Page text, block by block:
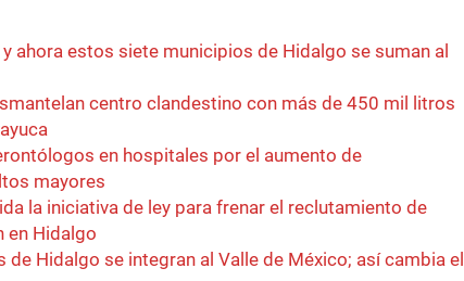
ahora estos siete municipios de Hidalgo se suman al
centro clandestino con más de 450 mil litros
en hospitales por el aumento de
mayores
la iniciativa de ley para frenar el reclutamiento de
en Hidalgo
Hidalgo se integran al Valle de México; así cambia el